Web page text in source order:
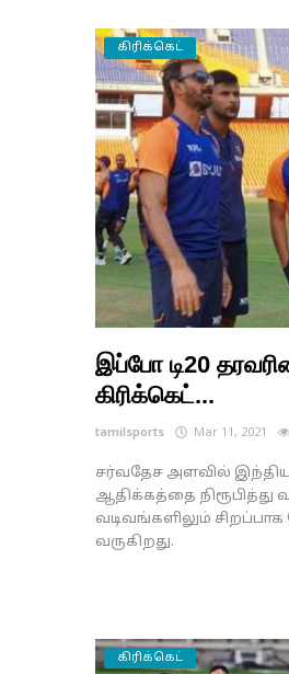
கிரிக்கெட்
இப்போ டி20
கிரிக்கெட்...
tamilsports Mar 11, 2021
சர்வதேச அளவில்
ஆதிக்கத்தை நிரூபித்து
வடிவங்களிலும்
வருகிறது.
கிரிக்கெட்